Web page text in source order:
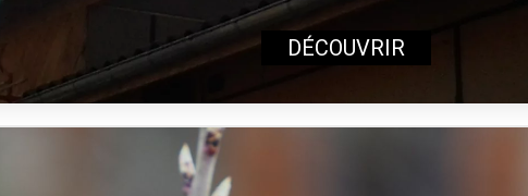
DÉCOUVRIR